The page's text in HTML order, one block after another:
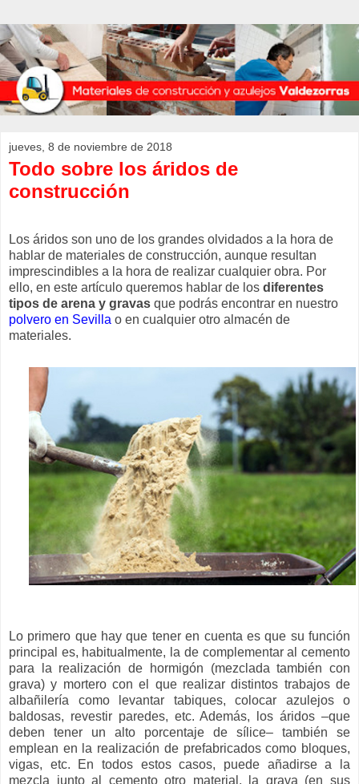
jueves, 8 de noviembre de 2018
Todo sobre los áridos de
construcción
Los áridos son uno de los grandes olvidados a la hora de
hablar de materiales de construcción, aunque resultan
imprescindibles a la hora de realizar cualquier obra. Por
ello, en este artículo queremos hablar de los diferentes
tipos de arena y gravas que podrás encontrar en nuestro
polvero en Sevilla o en cualquier otro almacén de
materiales.
Lo primero que hay que tener en cuenta es que su función
principal es, habitualmente, la de complementar al cemento
para la realización de hormigón (mezclada también con
grava) y mortero con el que realizar distintos trabajos de
albañilería como levantar tabiques, colocar azulejos o
baldosas, revestir paredes, etc. Además, los áridos –que
deben tener un alto porcentaje de sílice– también se
emplean en la realización de prefabricados como bloques,
vigas, etc. En todos estos casos, puede añadirse a la
mezcla junto al cemento otro material, la grava (en sus